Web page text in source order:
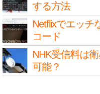
する方法
Netflixでエッチ
コード
NHK受信料は
可能？